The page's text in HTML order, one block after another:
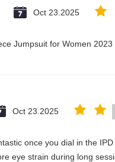
Oct 23.2025
Jumpsuit for Women
Oct 23.2025
once you dial in the
eye strain during long